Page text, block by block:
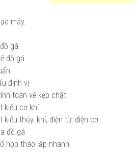
máy.
gá
đồ gá
định vị
toán về kẹp chặt
kiểu cơ khí
kiểu thủy, khí, điện từ, điện cơ
đồ gá
hợp tháo lắp nhanh